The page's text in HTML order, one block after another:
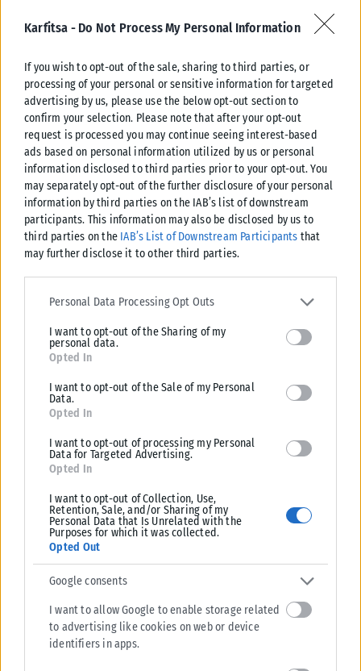
Karfitsa - Do Not Process My Personal Information
If you wish to opt-out of the sale, sharing to third parties, or
processing of your personal or sensitive information for targeted
advertising by us, please use the below opt-out section to
confirm your selection. Please note that after your opt-out
request is processed you may continue seeing interest-based
ads based on personal information utilized by us or personal
information disclosed to third parties prior to your opt-out. You
may separately opt-out of the further disclosure of your personal
information by third parties on the IAB’s list of downstream
participants. This information may also be disclosed by us to
third parties on the IAB’s List of Downstream Participants that
may further disclose it to other third parties.
Please note that this website/app uses one or more Google
services and may gather and store information including but not
deny consent to Google and its third-party tags to use your data
for below specified purposes in below Google consent section.
Personal Data Processing Opt Outs
I want to opt-out of the Sharing of my
personal data.
Opted In
I want to opt-out of the Sale of my Personal
Data.
Opted In
I want to opt-out of processing my Personal
Data for Targeted Advertising.
Opted In
I want to opt-out of Collection, Use,
Retention, Sale, and/or Sharing of my
Personal Data that Is Unrelated with the
Purposes for which it was collected.
Opted Out
Google consents
I want to allow Google to enable storage related
to advertising like cookies on web or device
identifiers in apps.
υπενθυμίζεται ότι κατά τη διάρκεια της αντιπυρικής περιόδου
απαγορεύεται η καύση των αγρών.
2. Να παρακολουθούν τις πληροφορίες για την πρόληψη
δασικών πυρκαγιών που είναι διαθέσιμες στην ιστοσελίδα και
στους επίσημους λογαριασμούς του Πυροσβεστικού Σώματος,
στο Facebook και στο Twitter.
3. Σε περίπτωση που αντιληφθούν πυρκαγιά, παρακαλούνται
να ειδοποιήσουν αμέσως την Πυροσβεστική Υπηρεσία στον
αριθμό κλήσης 199.
Τέλος, η Πυροσβεστική καλεί όλους τους πολίτες να είναι
ιδιαίτερα προσεκτικοί και σε περίπτωση πυρκαγιάς, για τη
δική τους ασφάλεια, να ακολουθούν πιστά τις υποδείξεις των
αρμόδιων αρχών.
Για περισσότερες πληροφορίες και οδηγίες αυτοπροστασίας
από τους κινδύνους των δασικών πυρκαγιών, οι πολίτες
μπορούν να επισκεφθούν την ιστοσελίδα της Γενικής
Γραμματείας Πολιτικής Προστασίας στην ηλεκτρονική
διεύθυνσηwww.civilprotection.gr
κατηγορία κινδύνου 4